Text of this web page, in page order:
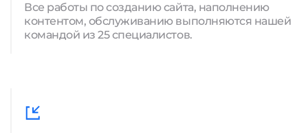
Все работы по созданию сайта, наполнению
контентом, обслуживанию выполняются нашей
командой из 25 специалистов.